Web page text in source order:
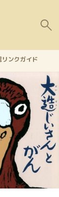
ンクガイド